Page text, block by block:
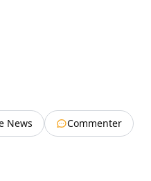
News
Commenter